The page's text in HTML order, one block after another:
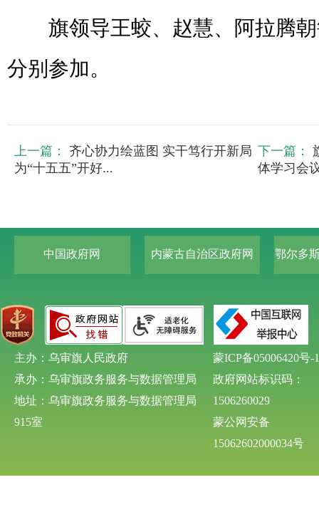
旗领导王蛟、赵慧、阿拉腾朝
分别参加。
上一篇：
齐心协力绘蓝图 实干笃行开新局
为“十五五”开好...
下一篇：
体学习会
中国政府网 内蒙古自治区政府网 鄂尔多
主办：乌审旗人民政府
承办：乌审旗政务服务与数据管理局
地址：乌审旗政务服务与数据管理局
915室
蒙ICP备05006420号-1
政府网站标识码：
1506260029
蒙公网安备
15062602000034号